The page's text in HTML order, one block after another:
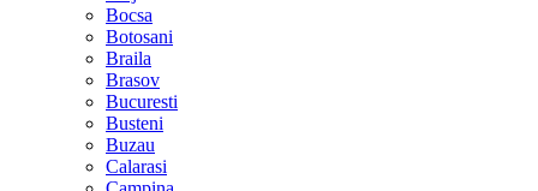
Bocsa
Botosani
Braila
Brasov
Bucuresti
Busteni
Buzau
Calarasi